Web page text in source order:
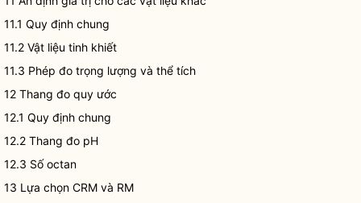
11.1 Quy định chung
11.2 Vật liệu tinh khiết
11.3 Phép đo trọng lượng và thể tích
12 Thang đo quy ước
12.1 Quy định chung
12.2 Thang đo pH
12.3 Số octan
13 Lựa chọn CRM và RM